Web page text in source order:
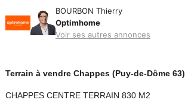
BOURBON Thierry
Optimhome
Voir ses autres annonces
Terrain à vendre Chappes (Puy-de-Dôme 63)
CHAPPES CENTRE TERRAIN 830 M2